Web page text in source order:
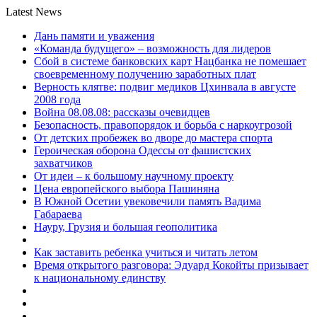
Latest News
Дань памяти и уважения
«Команда будущего» – возможность для лидеров
Сбой в системе банковских карт Нацбанка не помешает
своевременному получению заработных плат
Верность клятве: подвиг медиков Цхинвала в августе
2008 года
Война 08.08.08: рассказы очевидцев
Безопасность, правопорядок и борьба с наркоугрозой
От детских пробежек во дворе до мастера спорта
Героическая оборона Одессы от фашистских
захватчиков
От идеи – к большому научному проекту
Цена европейского выбора Пашиняна
В Южной Осетии увековечили память Вадима
Габараева
Науру, Грузия и большая геополитика
Как заставить ребенка учиться и читать летом
Время открытого разговора: Эдуард Кокойты призывает
к национальному единству